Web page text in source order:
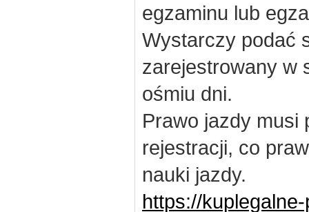
egzaminu lub
Wystarczy podać
zarejestrowany w
ośmiu dni.
Prawo jazdy musi
rejestracji, co
nauki jazdy.
https://